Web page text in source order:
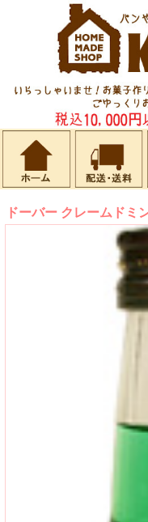
ドーバー クレームドミ